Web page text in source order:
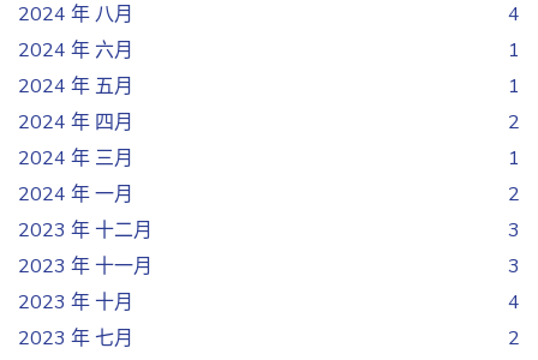
2024 年 八月
4
2024 年 六月
1
2024 年 五月
1
2024 年 四月
2
2024 年 三月
1
2024 年 一月
2
2023 年 十二月
3
2023 年 十一月
3
2023 年 十月
4
2023 年 七月
2